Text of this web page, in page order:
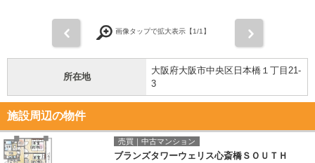
画像タップで拡大表示【1/1】
所在地
大阪府大阪市中央区日本橋１丁目21-
3
施設周辺の物件
売買｜中古マンション
ブランズタワーウェリス心斎橋ＳＯＵＴＨ